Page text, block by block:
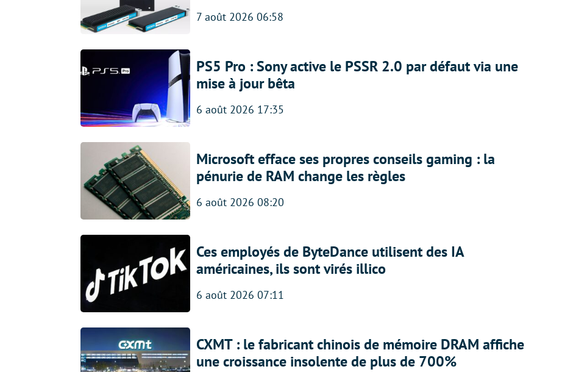
7 août 2026 06:58
PS5 Pro : Sony active le PSSR 2.0 par défaut via une
mise à jour bêta
6 août 2026 17:35
Microsoft efface ses propres conseils gaming : la
pénurie de RAM change les règles
6 août 2026 08:20
Ces employés de ByteDance utilisent des IA
américaines, ils sont virés illico
6 août 2026 07:11
CXMT : le fabricant chinois de mémoire DRAM affiche
une croissance insolente de plus de 700%